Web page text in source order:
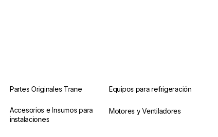
Partes Originales Trane Equipos para refrigeración
Accesorios e Insumos para
instalaciones
Motores y Ventiladores